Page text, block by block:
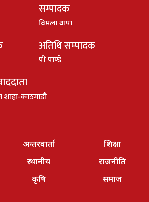
सम्पादक
विमला थापा
अतिथि सम्पादक
पी पाण्डे
काठमाडौ
अन्तरवार्ता
स्थानीय
कृषि
शिक्षा
राजनीति
समाज